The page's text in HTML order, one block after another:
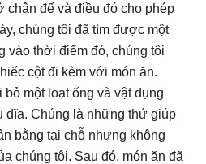
chân đế và điều đó cho phép
chúng tôi đã tìm được một
vào thời điểm đó, chúng tôi
cột đi kèm với món ăn.
một loạt ống và vật dụng
đĩa. Chúng là những thứ giúp
bằng tại chỗ nhưng không
chúng tôi. Sau đó, món ăn đã